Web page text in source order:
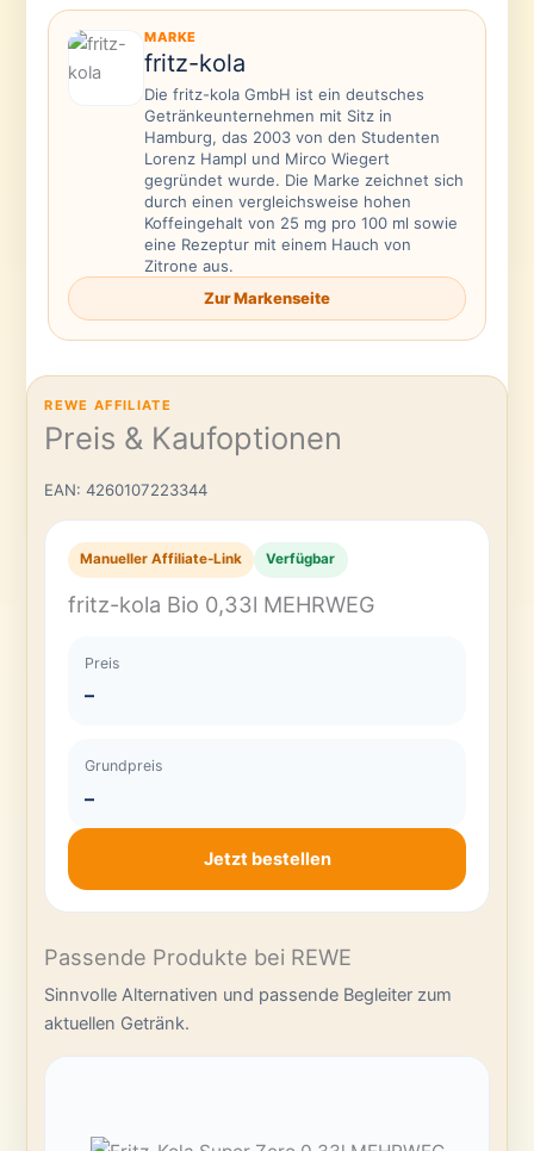
MARKE
fritz-kola
Die fritz-kola GmbH ist ein deutsches
Getränkeunternehmen mit Sitz in
Hamburg, das 2003 von den Studenten
Lorenz Hampl und Mirco Wiegert
gegründet wurde. Die Marke zeichnet sich
durch einen vergleichsweise hohen
Koffeingehalt von 25 mg pro 100 ml sowie
eine Rezeptur mit einem Hauch von
Zitrone aus.
Zur Markenseite
REWE AFFILIATE
Preis & Kaufoptionen
EAN: 4260107223344
Manueller Affiliate-Link Verfügbar
fritz-kola Bio 0,33l MEHRWEG
Preis
–
Grundpreis
–
Jetzt bestellen
Passende Produkte bei REWE
Sinnvolle Alternativen und passende Begleiter zum
aktuellen Getränk.